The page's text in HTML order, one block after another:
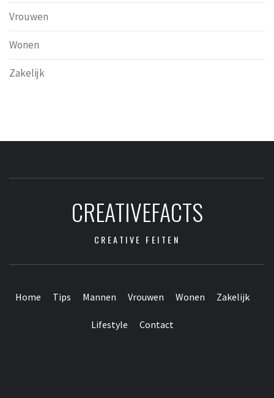
Vrouwen
Wonen
Zakelijk
CREATIVEFACTS
CREATIVE FEITEN
Home Tips Mannen Vrouwen Wonen Zakelijk
Lifestyle Contact